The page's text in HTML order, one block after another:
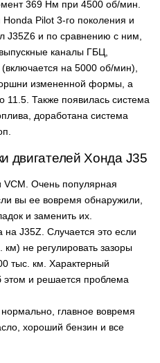
369 Нм при 4500 об/мин.
Pilot 3-го поколения и
J35Z6 и по сравнению с ним,
каналы ГБЦ,
на 5000 об/мин),
измененной формы, а
11.5. Также появилась система
доработана система
двигателей Хонда J35
VCM. Очень популярная
вы ее вовремя обнаружили,
и заменить их.
на J35Z. Случается это если
не регулировать зазоры
тыс. км. Характерный
этом и решается проблема
главное вовремя
хороший бензин и все